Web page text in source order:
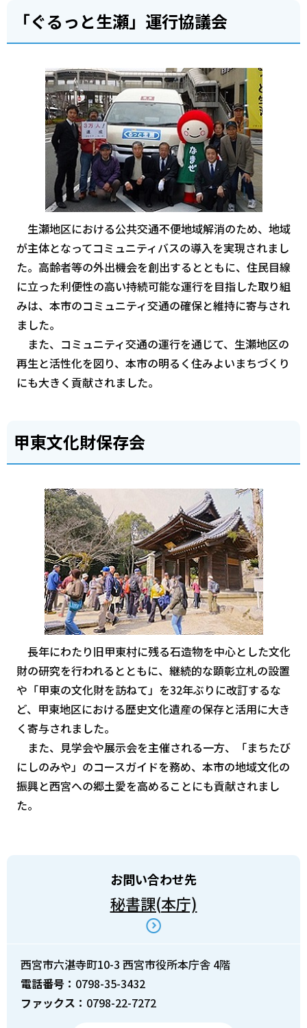
「ぐるっと生瀬」運行協議会
生瀬地区における公共交通不便地域解消のため、地域
が主体となってコミュニティバスの導入を実現されまし
た。高齢者等の外出機会を創出するとともに、住民目線
に立った利便性の高い持続可能な運行を目指した取り組
みは、本市のコミュニティ交通の確保と維持に寄与され
ました。
また、コミュニティ交通の運行を通じて、生瀬地区の
再生と活性化を図り、本市の明るく住みよいまちづくり
にも大きく貢献されました。
甲東文化財保存会
長年にわたり旧甲東村に残る石造物を中心とした文化
財の研究を行われるとともに、継続的な顕彰立札の設置
や「甲東の文化財を訪ねて」を32年ぶりに改訂するな
ど、甲東地区における歴史文化遺産の保存と活用に大き
く寄与されました。
また、見学会や展示会を主催される一方、「まちたび
にしのみや」のコースガイドを務め、本市の地域文化の
振興と西宮への郷土愛を高めることにも貢献されまし
た。
お問い合わせ先
秘書課(本庁)
西宮市六湛寺町10-3 西宮市役所本庁舎 4階
電話番号： 0798-35-3432
ファックス： 0798-22-7272